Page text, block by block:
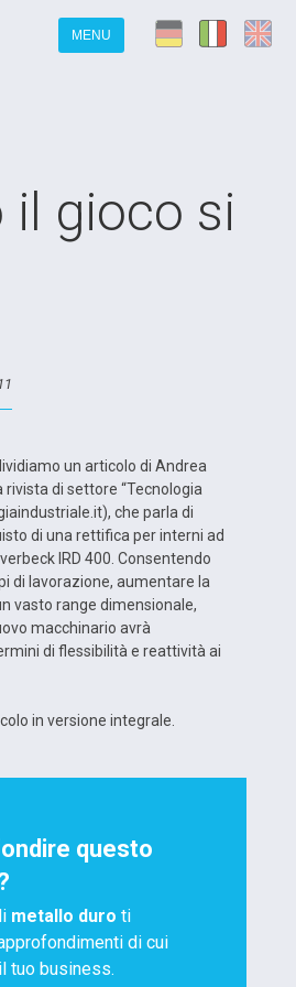
MENU
il gioco si
un articolo di Andrea
di settore “Tecnologia
che parla di
di una rettifica per interni ad
IRD 400. Consentendo
di lavorazione, aumentare la
vasto range dimensionale,
macchinario avrà
di flessibilità e reattività ai
in versione integrale.
questo
metallo duro ti
di cui
tuo business.